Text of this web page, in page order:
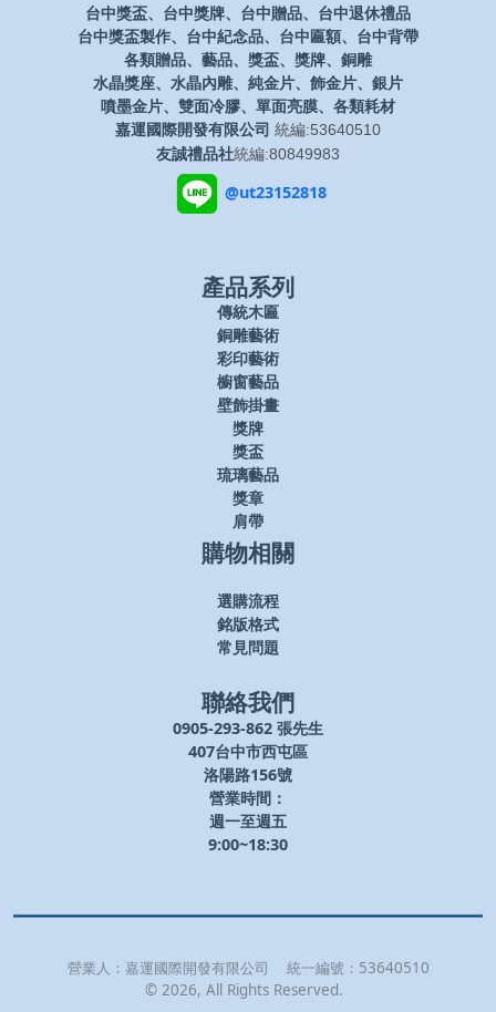
台中獎盃、台中獎牌、台中贈品、台中退休禮品
台中獎盃製作、台中紀念品、台中匾額、台中背帶
各類贈品、藝品、獎盃、獎牌、銅雕
水晶獎座、水晶內雕、純金片、飾金片、銀片
噴墨金片、雙面冷膠、單面亮膜、各類耗材
嘉運國際開發有限公司 統編:53640510
友誠禮品社統編:80849983
@ut23152818
產品系列
傳統木匾
銅雕藝術
彩印藝術
櫥窗藝品
壁飾掛畫
獎牌
獎盃
琉璃藝品
獎章
肩帶
購物相關
選購流程
銘版格式
常見問題
聯絡我們
0905-293-862 張先生
407台中市西屯區
洛陽路156號
營業時間：
週一至週五
9:00~18:30
營業人： 嘉運國際開發有限公司 統一編號： 53640510
© 2026, All Rights Reserved.